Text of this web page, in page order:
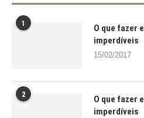
1
O que fazer
imperdíveis
15/02/2017
2
O que fazer
imperdíveis